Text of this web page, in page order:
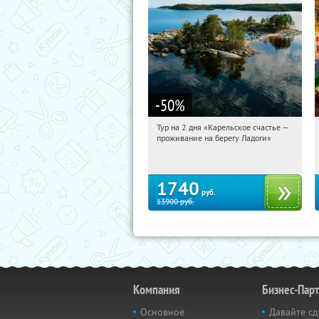
-50%
11:42:00 Купили:39
Тур на 2 дня «Карельское счастье —
проживание на берегу Ладоги»
1740 руб.
13900руб.
Компания
Основное
Бизнес-
Давайте